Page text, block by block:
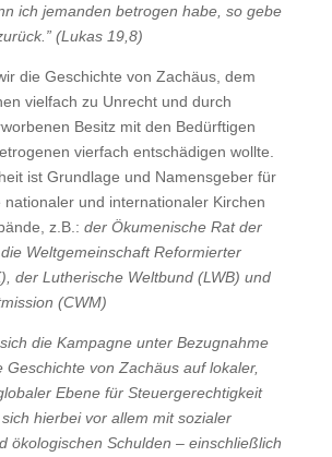
ich jemanden betrogen habe, so gebe
(Lukas 19,8)
die Geschichte von Zachäus, dem
vielfach zu Unrecht und durch
Besitz mit den Bedürftigen
vierfach entschädigen wollte.
ist Grundlage und Namensgeber für
nationaler und internationaler Kirchen
z.B.: der Ökumenische Rat der
Weltgemeinschaft Reformierter
der Lutherische Weltbund (LWB) und
(CWM)
sich die Kampagne unter Bezugnahme
Geschichte von Zachäus auf lokaler,
Ebene für Steuergerechtigkeit
hierbei vor allem mit sozialer
ökologischen Schulden – einschließlich